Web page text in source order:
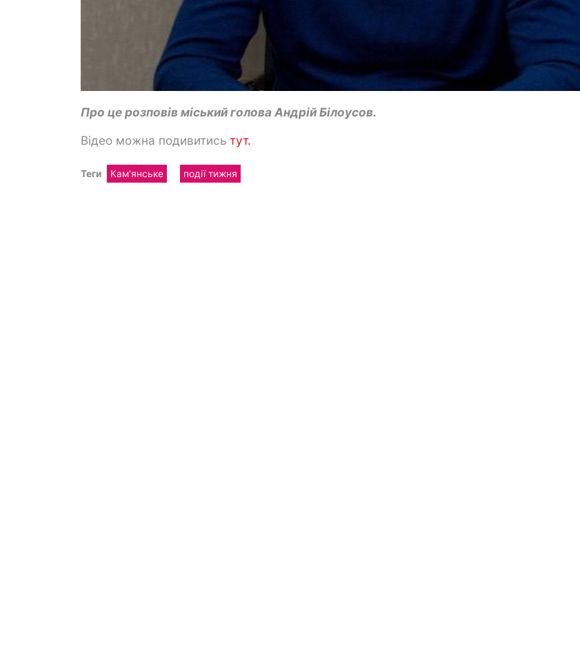
Про це розповів міський голова Андрій Білоусов.
Відео можна подивитись тут.
Теги Кам'янське події тижня